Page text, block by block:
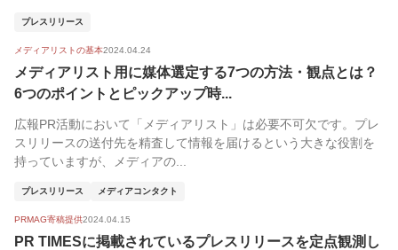
プレスリリース
メディアリストの基本2024.04.24
メディアリスト用に媒体選定する7つの方法・観点とは？
6つのポイントとピックアップ時...
広報PR活動において「メディアリスト」は必要不可欠です。プレ
スリリースの送付先を精査して情報を届けるという大きな役割を
持っていますが、メディアの...
プレスリリース メディアコンタクト
PRMAG寄稿提供2024.04.15
PR TIMESに掲載されているプレスリリースを定点観測し